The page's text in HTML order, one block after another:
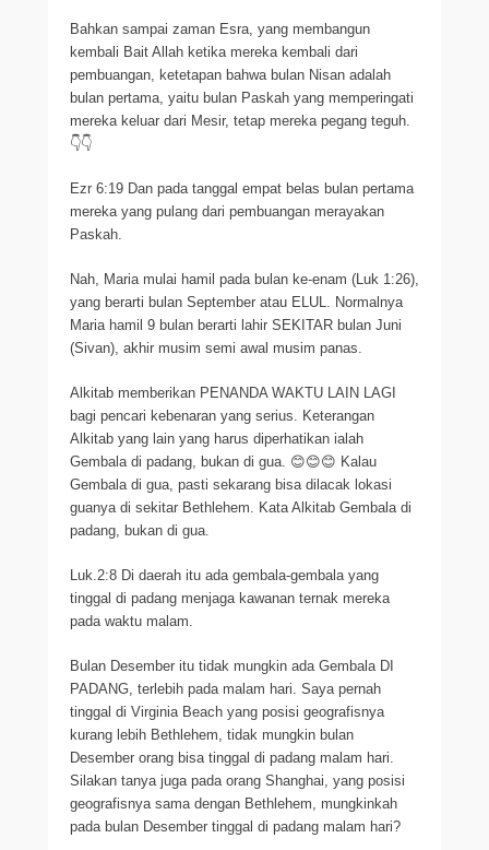
Bahkan sampai zaman Esra, yang membangun
kembali Bait Allah ketika mereka kembali dari
pembuangan, ketetapan bahwa bulan Nisan adalah
bulan pertama, yaitu bulan Paskah yang memperingati
mereka keluar dari Mesir, tetap mereka pegang teguh.
👇👇
Ezr 6:19 Dan pada tanggal empat belas bulan pertama
mereka yang pulang dari pembuangan merayakan
Paskah.
Nah, Maria mulai hamil pada bulan ke-enam (Luk 1:26),
yang berarti bulan September atau ELUL. Normalnya
Maria hamil 9 bulan berarti lahir SEKITAR bulan Juni
(Sivan), akhir musim semi awal musim panas.
Alkitab memberikan PENANDA WAKTU LAIN LAGI
bagi pencari kebenaran yang serius. Keterangan
Alkitab yang lain yang harus diperhatikan ialah
Gembala di padang, bukan di gua. 😊😊😊 Kalau
Gembala di gua, pasti sekarang bisa dilacak lokasi
guanya di sekitar Bethlehem. Kata Alkitab Gembala di
padang, bukan di gua.
Luk.2:8 Di daerah itu ada gembala-gembala yang
tinggal di padang menjaga kawanan ternak mereka
pada waktu malam.
Bulan Desember itu tidak mungkin ada Gembala DI
PADANG, terlebih pada malam hari. Saya pernah
tinggal di Virginia Beach yang posisi geografisnya
kurang lebih Bethlehem, tidak mungkin bulan
Desember orang bisa tinggal di padang malam hari.
Silakan tanya juga pada orang Shanghai, yang posisi
geografisnya sama dengan Bethlehem, mungkinkah
pada bulan Desember tinggal di padang malam hari?